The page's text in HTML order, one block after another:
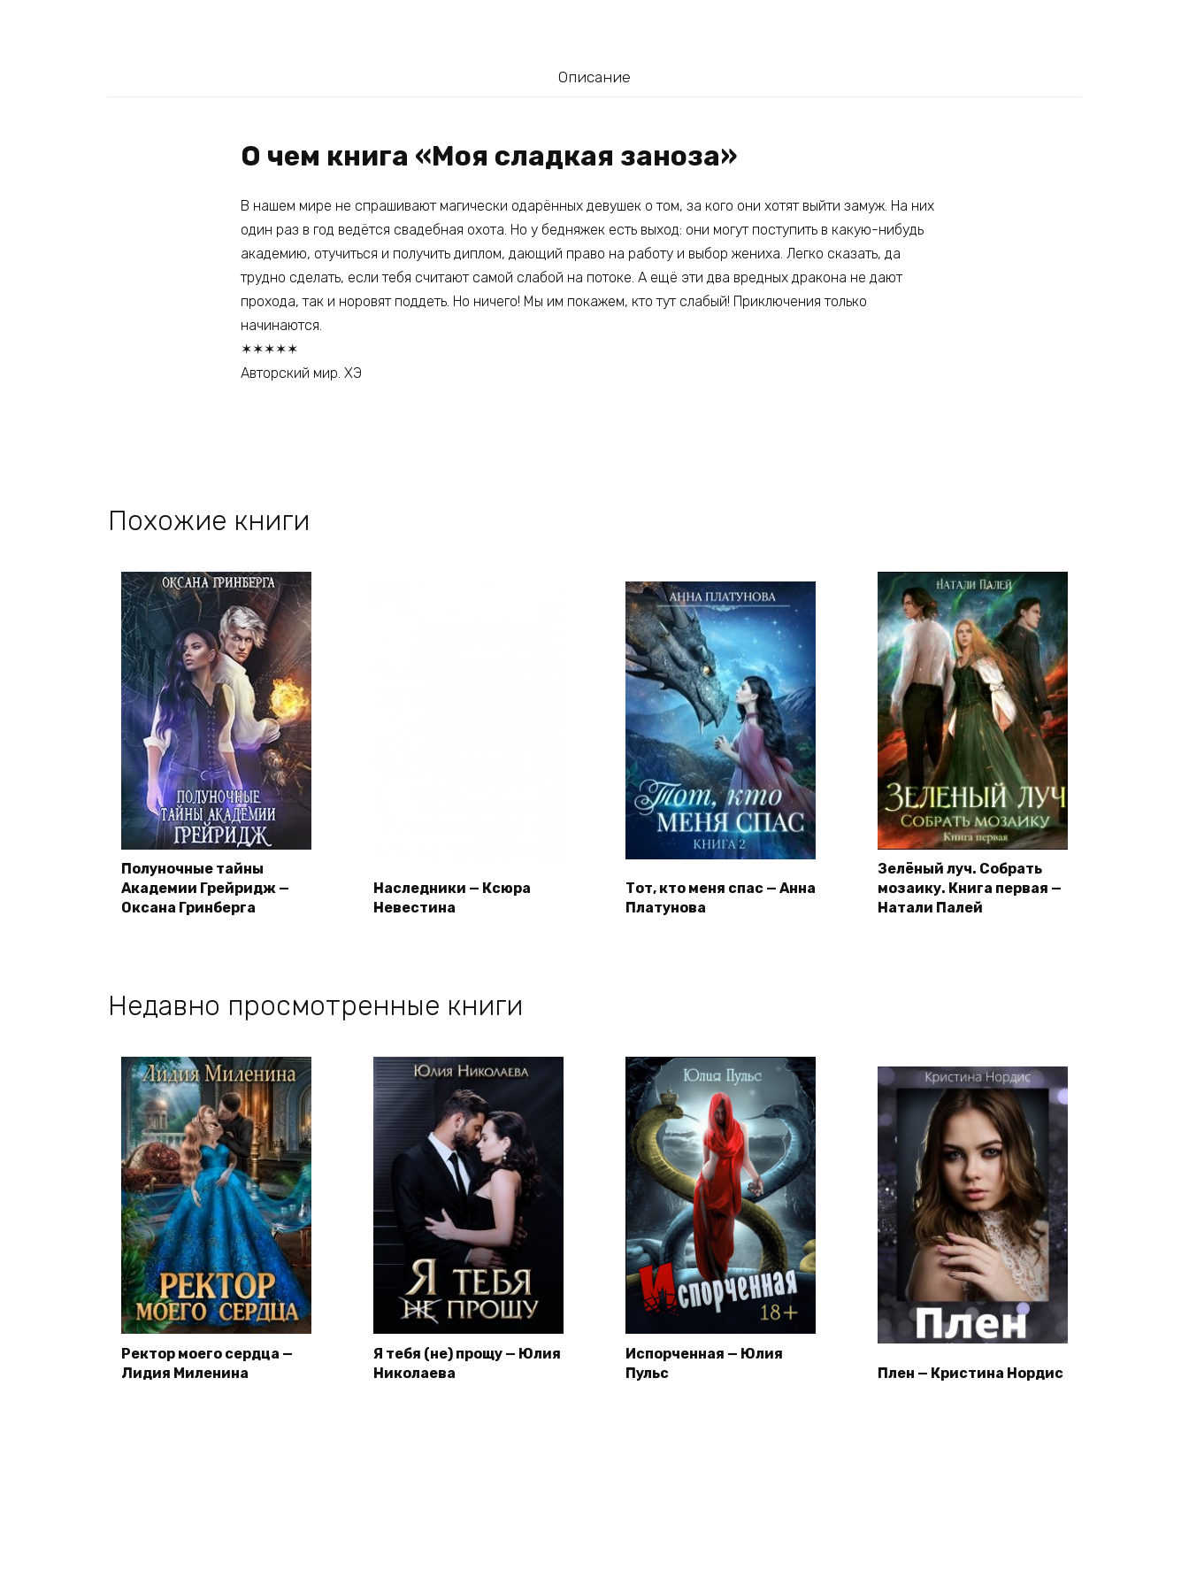
Описание
О чем книга «Моя сладкая заноза»
В нашем мире не спрашивают магически одарённых девушек о том, за кого они хотят выйти замуж. На них
один раз в год ведётся свадебная охота. Но у бедняжек есть выход: они могут поступить в какую-нибудь
академию, отучиться и получить диплом, дающий право на работу и выбор жениха. Легко сказать, да
трудно сделать, если тебя считают самой слабой на потоке. А ещё эти два вредных дракона не дают
прохода, так и норовят поддеть. Но ничего! Мы им покажем, кто тут слабый! Приключения только
начинаются.
✶✶✶✶✶
Авторский мир. ХЭ
Похожие книги
Полуночные тайны
Академии Грейридж —
Оксана Гринберга
Наследники — Ксюра
Невестина
Тот, кто меня спас — Анна
Платунова
Зелёный луч. Собрать
мозаику. Книга первая —
Натали Палей
Недавно просмотренные книги
Ректор моего сердца —
Лидия Миленина
Я тебя (не) прощу — Юлия
Николаева
Испорченная — Юлия
Пульс
Плен — Кристина Нордис